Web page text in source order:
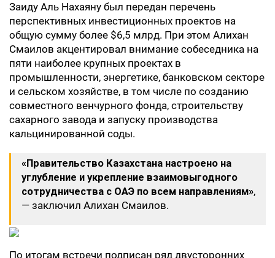
Заиду Аль Нахаяну был передан перечень
перспективных инвестиционных проектов на
общую сумму более $6,5 млрд. При этом Алихан
Смаилов акцентировал внимание собеседника на
пяти наиболее крупных проектах в
промышленности, энергетике, банковском секторе
и сельском хозяйстве, в том числе по созданию
совместного венчурного фонда, строительству
сахарного завода и запуску производства
кальцинированной соды.
«Правительство Казахстана настроено на
углубление и укрепление взаимовыгодного
сотрудничества с ОАЭ по всем направлениям»,
— заключил Алихан Смаилов.
По итогам встречи подписан ряд двусторонних